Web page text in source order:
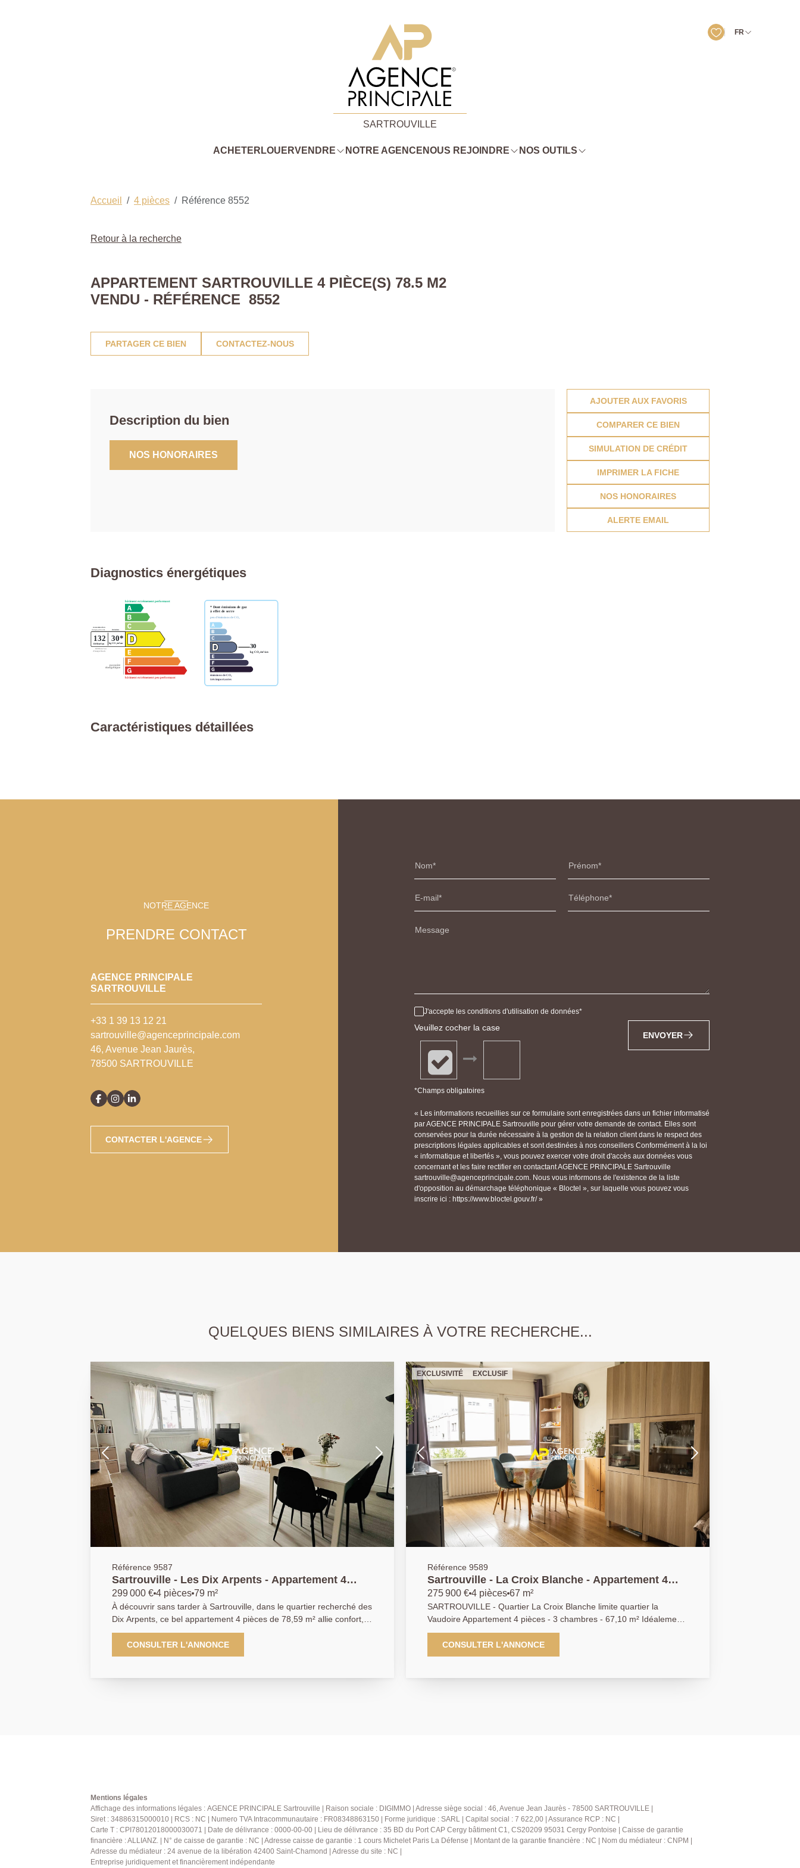
FR
SARTROUVILLE
ACHETER LOUERVENDRE NOTRE AGENCE NOUS REJOINDRE NOS OUTILS
Accueil 4 pièces Référence 8552
Retour à la recherche
APPARTEMENT SARTROUVILLE 4 PIÈCE(S) 78.5 M2
VENDU - RÉFÉRENCE 8552
PARTAGER CE BIEN CONTACTEZ-NOUS
Description du bien
NOS HONORAIRES
AJOUTER AUX FAVORIS
COMPARER CE BIEN
SIMULATION DE CRÉDIT
IMPRIMER LA FICHE
NOS HONORAIRES
ALERTE EMAIL
Diagnostics énergétiques
Caractéristiques détaillées
NOTRE AGENCE
PRENDRE CONTACT
AGENCE PRINCIPALE
SARTROUVILLE
+33 1 39 13 12 21
sartrouville@agenceprincipale.com
46, Avenue Jean Jaurès,
78500 SARTROUVILLE
CONTACTER L'AGENCE
Nom Prénom
E-mail Téléphone
Message
J'accepte les conditions d'utilisation de données
Veuillez cocher la case
*Champs obligatoires
ENVOYER
« Les informations recueillies sur ce formulaire sont enregistrées dans un fichier informatisé
par AGENCE PRINCIPALE Sartrouville pour gérer votre demande de contact. Elles sont
conservées pour la durée nécessaire à la gestion de la relation client dans le respect des
prescriptions légales applicables et sont destinées à nos conseillers Conformément à la loi
« informatique et libertés », vous pouvez exercer votre droit d'accès aux données vous
concernant et les faire rectifier en contactant AGENCE PRINCIPALE Sartrouville
sartrouville@agenceprincipale.com. Nous vous informons de l'existence de la liste
d'opposition au démarchage téléphonique « Bloctel », sur laquelle vous pouvez vous
inscrire ici : https://www.bloctel.gouv.fr/ »
QUELQUES BIENS SIMILAIRES À VOTRE RECHERCHE...
Référence 9587
Sartrouville - Les Dix Arpents - Appartement 4
pièces 78.59 m2 avec cave et box
299 000 € 4 pièces 79 m²
À découvrir sans tarder à Sartrouville, dans le quartier recherché des
Dix Arpents, ce bel appartement 4 pièces de 78,59 m² allie confort,
fonctionnalité et emplacement idéal. Situé à seulement 8 minutes à
pieds de la gare, il offre un cadre de vie pratique et agréable, parfait
pour une famille ou un couple en quête d'espace. L'appartement se
CONSULTER L'ANNONCE
EXCLUSIVITÉ EXCLUSIF
Référence 9589
Sartrouville - La Croix Blanche - Appartement 4
pièces 67.10 m2 avec parking et cave
275 900 € 4 pièces 67 m²
SARTROUVILLE - Quartier La Croix Blanche limite quartier la
Vaudoire Appartement 4 pièces - 3 chambres - 67,10 m² Idéalement
situé dans le quartier recherché de La Croix Blanche à Sartrouville, à
seulement 10 minutes à pieds de la gare, découvrez cet agréable
appartement familial de 67,10 m², situé au 4ème étage d'une
gardien - Stationnement dans la résidence - Quartier recherché et
proche de toutes commodités À visiter sans tarder ! N'hésitez plus et
contactez-nous dès maintenant au 01.39.13.12.21 pour obtenir plus
d'informations ou pour organiser une visite.
CONSULTER L'ANNONCE
Mentions légales
Affichage des informations légales : AGENCE PRINCIPALE Sartrouville | Raison sociale : DIGIMMO | Adresse siège social : 46, Avenue Jean Jaurès - 78500 SARTROUVILLE |
Siret : 34886315000010 | RCS : NC | Numero TVA Intracommunautaire : FR08348863150 | Forme juridique : SARL | Capital social : 7 622,00 | Assurance RCP : NC |
Carte T : CPI78012018000030071 | Date de délivrance : 0000-00-00 | Lieu de délivrance : 35 BD du Port CAP Cergy bâtiment C1, CS20209 95031 Cergy Pontoise | Caisse de garantie
financière : ALLIANZ. | N° de caisse de garantie : NC | Adresse caisse de garantie : 1 cours Michelet Paris La Défense | Montant de la garantie financière : NC | Nom du médiateur : CNPM |
Adresse du médiateur : 24 avenue de la libération 42400 Saint-Chamond | Adresse du site : NC |
Entreprise juridiquement et financièrement indépendante